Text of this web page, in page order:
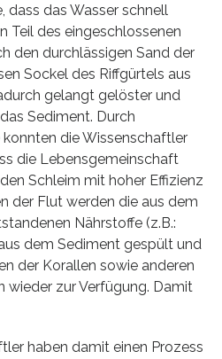
dass das Wasser schnell
Teil des eingeschlossenen
den durchlässigen Sand der
Sockel des Riffgürtels aus
gelangt gelöster und
Sediment. Durch
die Wissenschaftler
die Lebensgemeinschaft
Schleim mit hoher Effizienz
der Flut werden die aus dem
Nährstoffe (z.B.:
dem Sediment gespült und
der Korallen sowie anderen
wieder zur Verfügung. Damit
haben damit einen Prozess